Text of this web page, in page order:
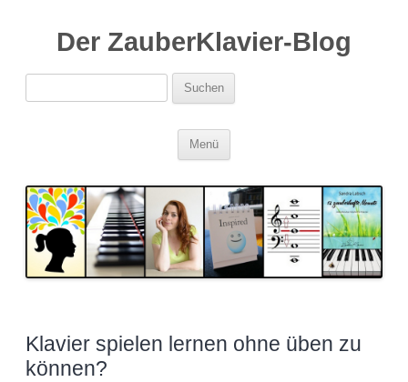
Der ZauberKlavier-Blog
Suchen
nach:
Menü
Klavier spielen lernen ohne üben zu
können?